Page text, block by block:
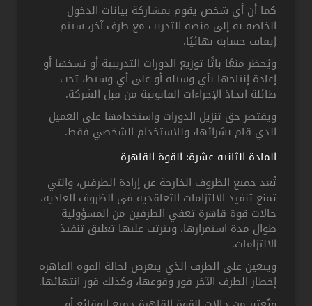
كما أن أي شخص يقوم بمشاركة بيانات الدخول
الخاصة به إلى منصة التدريب مع طرف آخر، سيتم
إيقاف حسابه نهائيًا.
ويُحظر منعًا باتًا توزيع الدورات التدريبية أو نسخها أو
إعادة إنتاجها بأي وسيلة أو على أي وسيط، تحت
طائلة اتخاذ الإجراءات القانونية من قبل الشركة.
ويقتصر حق تنزيل الدورات واستخدامها على العميل
الذي قام بشرائها، وللاستخدام الشخصي فقط.
المادة الثانية عشرة: القوة القاهرة
تُعد جميع الظروف الخارجة عن إرادة الطرفين، والتي
تمنع تنفيذ الالتزامات التعاقدية في الظروف العادية،
حالات قوة قاهرة تعفي الطرفين من المسؤولية
طوال مدة استمرارها، ويترتب عليها تعليق تنفيذ
الالتزامات.
ويتعين على الطرف الذي يتعرض لحالة القوة القاهرة
إخطار الطرف الآخر فور وقوعها، وكذلك فور انتهائها.